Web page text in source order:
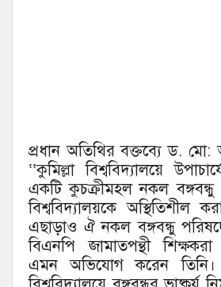
প্রধান অতিথির বক্তব্যে ড.
‘‘কুমিল্লা বিশ্ববিদ্যালয়ে
একটি কুচক্রীমহল নকল
বিশ্ববিদ্যালয়কে অস্থিতিশীল
এছাড়াও ঐ নকল বঙ্গবন্ধু
বিএনপি জামাতপন্থী
এমন অভিযোগ করেন তিনি।